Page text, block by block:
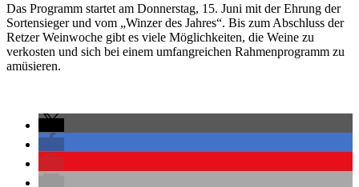
Das Programm startet am Donnerstag, 15. Juni mit der Ehrung der
Sortensieger und vom „Winzer des Jahres“. Bis zum Abschluss der
Retzer Weinwoche gibt es viele Möglichkeiten, die Weine zu
verkosten und sich bei einem umfangreichen Rahmenprogramm zu
amüsieren.